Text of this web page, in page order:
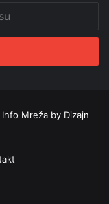
Info Mreža by Dizajn